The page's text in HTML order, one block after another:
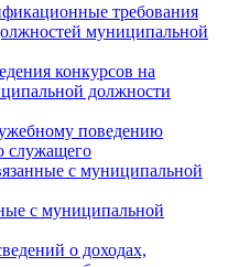
требования
муниципальной
конкурсов на
должности
поведению
служащего
с муниципальной
с муниципальной
о доходах,